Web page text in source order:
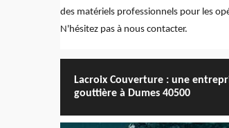
des matériels professionnels pour les
N'hésitez pas à nous contacter.
Lacroix Couverture : une
gouttière à Dumes 40500